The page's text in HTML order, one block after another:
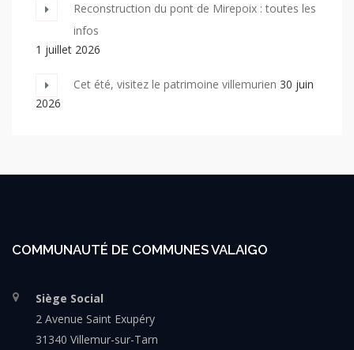
Reconstruction du pont de Mirepoix : toutes les
infos
1 juillet 2026
Cet été, visitez le patrimoine villemurien 30 juin
2026
COMMUNAUTÉ DE COMMUNES VALAIGO
Siège Social
2 Avenue Saint Exupéry
31340 Villemur-sur-Tarn